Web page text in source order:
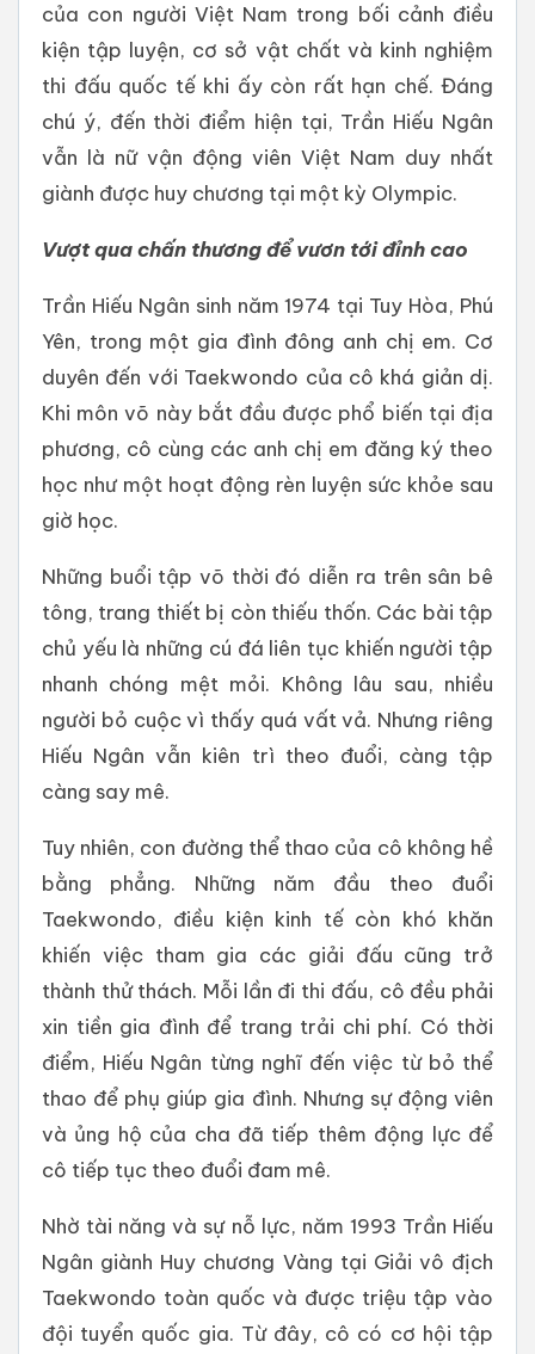
của con người Việt Nam trong bối cảnh điều
kiện tập luyện, cơ sở vật chất và kinh nghiệm
thi đấu quốc tế khi ấy còn rất hạn chế. Đáng
chú ý, đến thời điểm hiện tại, Trần Hiếu Ngân
vẫn là nữ vận động viên Việt Nam duy nhất
giành được huy chương tại một kỳ Olympic.
Vượt qua chấn thương để vươn tới đỉnh cao
Trần Hiếu Ngân sinh năm 1974 tại Tuy Hòa, Phú
Yên, trong một gia đình đông anh chị em. Cơ
duyên đến với Taekwondo của cô khá giản dị.
Khi môn võ này bắt đầu được phổ biến tại địa
phương, cô cùng các anh chị em đăng ký theo
học như một hoạt động rèn luyện sức khỏe sau
giờ học.
Những buổi tập võ thời đó diễn ra trên sân bê
tông, trang thiết bị còn thiếu thốn. Các bài tập
chủ yếu là những cú đá liên tục khiến người tập
nhanh chóng mệt mỏi. Không lâu sau, nhiều
người bỏ cuộc vì thấy quá vất vả. Nhưng riêng
Hiếu Ngân vẫn kiên trì theo đuổi, càng tập
càng say mê.
Tuy nhiên, con đường thể thao của cô không hề
bằng phẳng. Những năm đầu theo đuổi
Taekwondo, điều kiện kinh tế còn khó khăn
khiến việc tham gia các giải đấu cũng trở
thành thử thách. Mỗi lần đi thi đấu, cô đều phải
xin tiền gia đình để trang trải chi phí. Có thời
điểm, Hiếu Ngân từng nghĩ đến việc từ bỏ thể
thao để phụ giúp gia đình. Nhưng sự động viên
và ủng hộ của cha đã tiếp thêm động lực để
cô tiếp tục theo đuổi đam mê.
Nhờ tài năng và sự nỗ lực, năm 1993 Trần Hiếu
Ngân giành Huy chương Vàng tại Giải vô địch
Taekwondo toàn quốc và được triệu tập vào
đội tuyển quốc gia. Từ đây, cô có cơ hội tập